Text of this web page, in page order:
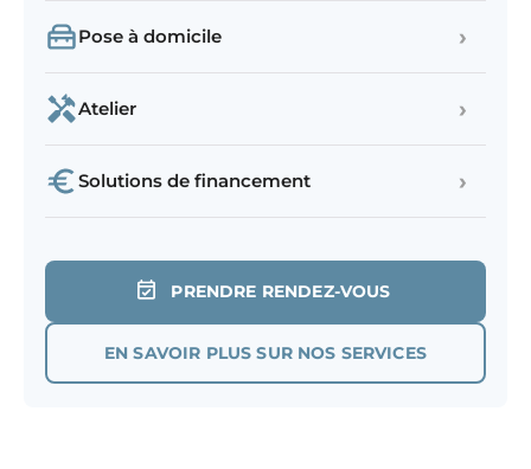
Pose à domicile ›
Atelier ›
Solutions de financement ›
PRENDRE RENDEZ-VOUS
EN SAVOIR PLUS SUR NOS SERVICES